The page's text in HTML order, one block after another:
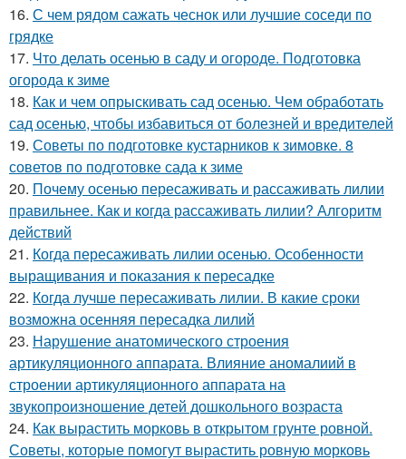
16. С чем рядом сажать чеснок или лучшие соседи по
грядке
17. Что делать осенью в саду и огороде. Подготовка
огорода к зиме
18. Как и чем опрыскивать сад осенью. Чем обработать
сад осенью, чтобы избавиться от болезней и вредителей
19. Советы по подготовке кустарников к зимовке. 8
советов по подготовке сада к зиме
20. Почему осенью пересаживать и рассаживать лилии
правильнее. Как и когда рассаживать лилии? Алгоритм
действий
21. Когда пересаживать лилии осенью. Особенности
выращивания и показания к пересадке
22. Когда лучше пересаживать лилии. В какие сроки
возможна осенняя пересадка лилий
23. Нарушение анатомического строения
артикуляционного аппарата. Влияние аномалиий в
строении артикуляционного аппарата на
звукопроизношение детей дошкольного возраста
24. Как вырастить морковь в открытом грунте ровной.
Советы, которые помогут вырастить ровную морковь